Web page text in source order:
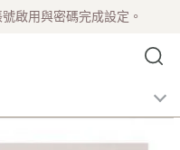
啟用與密碼完成設定。